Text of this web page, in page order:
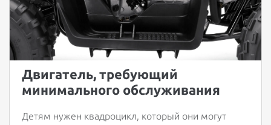
Двигатель, требующий
минимального обслуживания
Детям нужен квадроцикл, который они могут